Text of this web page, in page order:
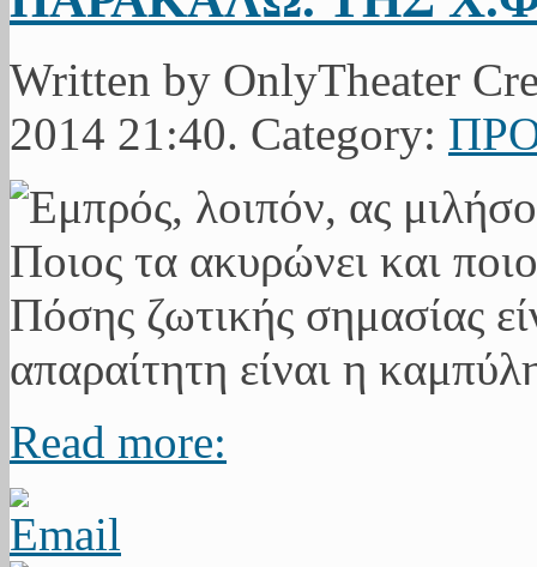
Written by OnlyTheater
2014 21:40. Category:
Read more: